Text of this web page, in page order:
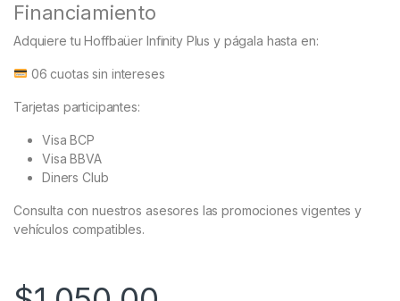
Financiamiento
Adquiere tu Hoffbaüer Infinity Plus y págala hasta en:
06 cuotas sin intereses
Tarjetas participantes:
Visa BCP
Visa BBVA
Diners Club
Consulta con nuestros asesores las promociones vigentes y
vehículos compatibles.